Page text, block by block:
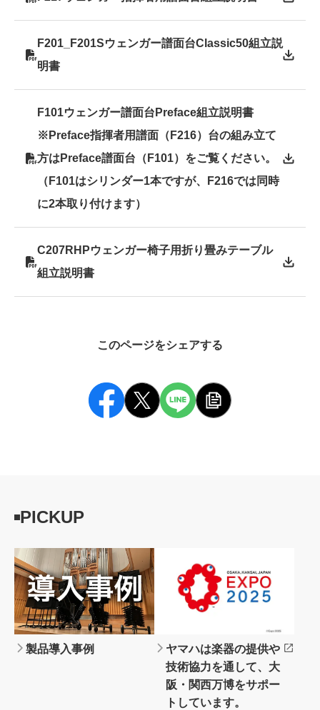
F201_F201Sウェンガー譜面台Classic50組立説
明書
F101ウェンガー譜面台Preface組立説明書
※Preface指揮者用譜面（F216）台の組み立て
方はPreface譜面台（F101）をご覧ください。
（F101はシリンダー1本ですが、F216では同時
に2本取り付けます）
C207RHPウェンガー椅子用折り畳みテーブル
組立説明書
このページをシェアする
PICKUP
製品導入事例
ヤマハは楽器の提供や
技術協力を通して、大
阪・関西万博をサポー
トしています。